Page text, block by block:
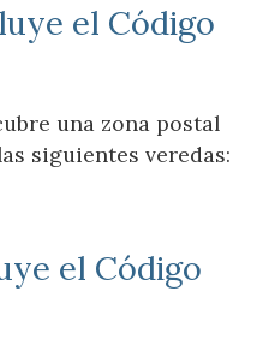
el Código
una zona postal
siguientes veredas:
el Código